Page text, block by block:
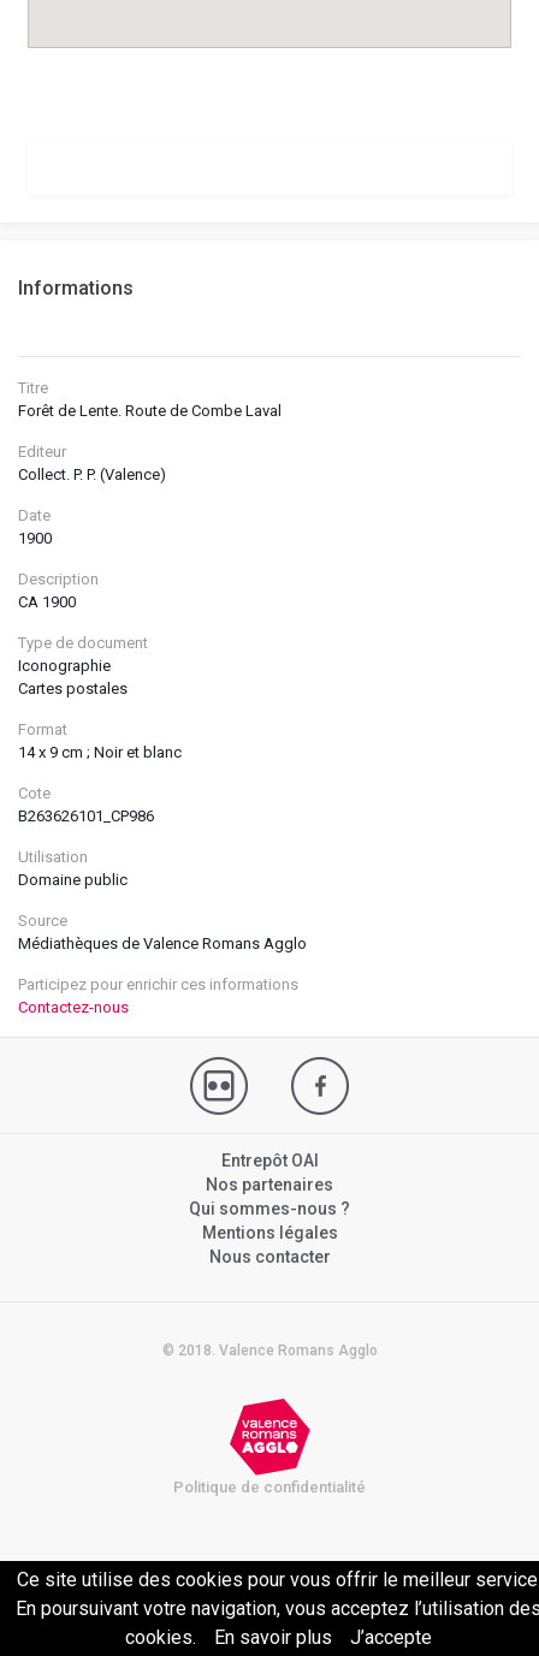
Informations
Titre
Forêt de Lente. Route de Combe Laval
Editeur
Collect. P. P. (Valence)
Date
1900
Description
CA 1900
Type de document
Iconographie
Cartes postales
Format
14 x 9 cm ; Noir et blanc
Cote
B263626101_CP986
Utilisation
Domaine public
Source
Médiathèques de Valence Romans Agglo
Participez pour enrichir ces informations
Contactez-nous
Entrepôt OAI
Nos partenaires
Qui sommes-nous ?
Mentions légales
Nous contacter
© 2018. Valence Romans Agglo
Politique de confidentialité
Ce site utilise des cookies pour vous offrir le meilleur
En poursuivant votre navigation, vous acceptez l’utilisation
cookies.
En savoir plus J’accepte